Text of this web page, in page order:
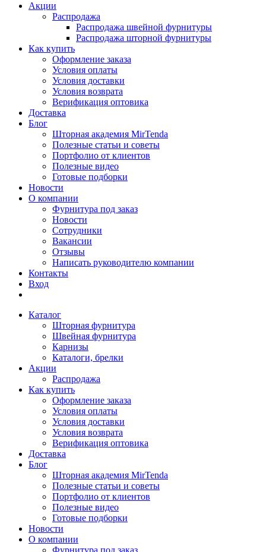
Акции
Распродажа
Распродажа швейной фурнитуры
Распродажа шторной фурнитуры
Как купить
Оформление заказа
Условия оплаты
Условия доставки
Условия возврата
Верификация оптовика
Доставка
Блог
Шторная академия MirTenda
Полезные статьи и советы
Портфолио от клиентов
Полезные видео
Готовые подборки
Новости
О компании
Фурнитура под заказ
Новости
Сотрудники
Вакансии
Отзывы
Написать руководителю компании
Контакты
Вход
Каталог
Шторная фурнитура
Швейная фурнитура
Карнизы
Каталоги, брелки
Акции
Распродажа
Как купить
Оформление заказа
Условия оплаты
Условия доставки
Условия возврата
Верификация оптовика
Доставка
Блог
Шторная академия MirTenda
Полезные статьи и советы
Портфолио от клиентов
Полезные видео
Готовые подборки
Новости
О компании
Фурнитура под заказ